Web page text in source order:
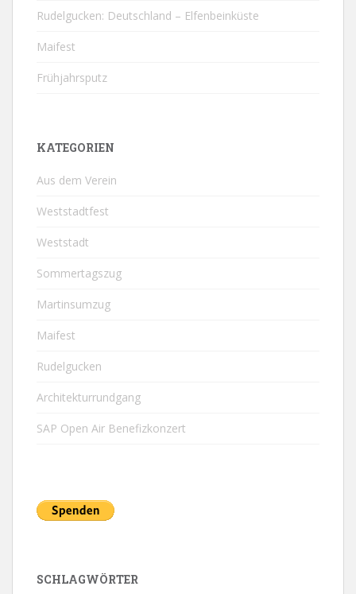
Rudelgucken: Deutschland – Elfenbeinküste
Maifest
Frühjahrsputz
KATEGORIEN
Aus dem Verein
Weststadtfest
Weststadt
Sommertagszug
Martinsumzug
Maifest
Rudelgucken
Architekturrundgang
SAP Open Air Benefizkonzert
SCHLAGWÖRTER